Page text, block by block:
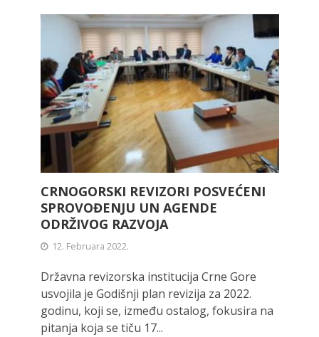
CRNOGORSKI REVIZORI POSVEĆENI
SPROVOĐENJU UN AGENDE
ODRŽIVOG RAZVOJA
12. Februara 2022.
Državna revizorska institucija Crne Gore
usvojila je Godišnji plan revizija za 2022.
godinu, koji se, između ostalog, fokusira na
pitanja koja se tiču 17...